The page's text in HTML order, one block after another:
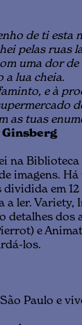
de ti esta
pelas ruas
uma dor de
a lua cheia.
e à
as tuas
na Biblioteca
imagens. Há
em 12
a ler. Variety,
detalhes dos
e
los.
Paulo e